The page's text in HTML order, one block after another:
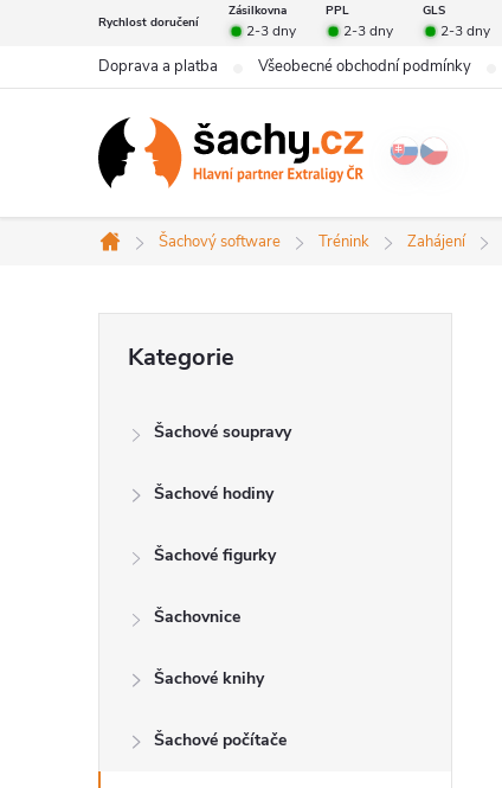
obsah
Rychlost doručení
Zásilkovna PPL GLS
2-3 dny 2-3 dny 2-3 dny
Doprava a platba Všeobecné obchodní podmínky
Domů
Šachový software Trénink Zahájení
n
kategorie
Kategorie
Šachové soupravy
Šachové hodiny
Šachové figurky
Šachovnice
Šachové knihy
Šachové počítače